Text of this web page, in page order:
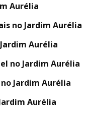
Aurélia
no Jardim Aurélia
Aurélia
no Jardim Aurélia
Jardim Aurélia
Aurélia